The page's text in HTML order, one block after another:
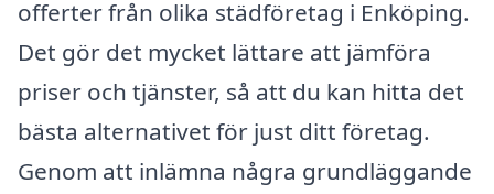
offerter från olika städföretag i Enköping.
Det gör det mycket lättare att jämföra
priser och tjänster, så att du kan hitta det
bästa alternativet för just ditt företag.
Genom att inlämna några grundläggande